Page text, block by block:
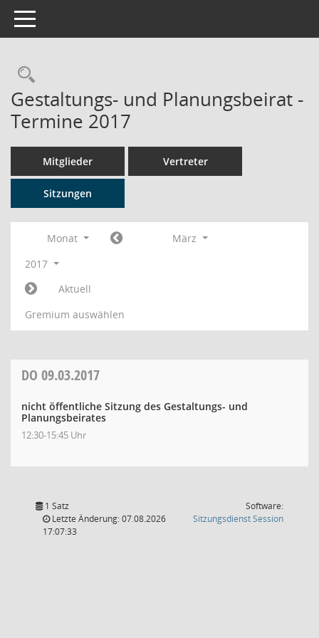
Toggle navigation
Rechercheauswahl
Gestaltungs- und Planungsbeirat -
Termine 2017
Mitglieder Vertreter
Sitzungen
Monat
März
2017
Aktuell
Gremium auswählen
DO 09.03.2017
nicht öffentliche Sitzung des Gestaltungs- und
Planungsbeirates
12:30-15:45 Uhr
1 Satz
Letzte Änderung: 07.08.2026
17:07:33
Software:
SitzungsdienstSession(Wird in